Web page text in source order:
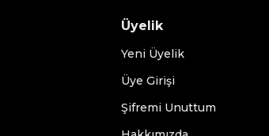
Üyelik
Yeni Üyelik
Üye Girişi
Şifremi Unuttum